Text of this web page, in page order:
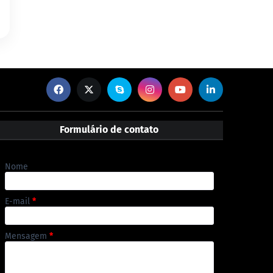
Formulário de contato
Nome
E-mail *
Mensagem *